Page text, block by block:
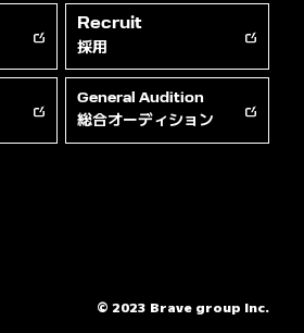
Recruit
採用
General Audition
総合オーディション
© 2023 Brave group Inc.